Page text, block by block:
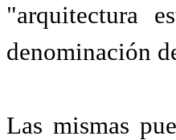
"arquitectura
denominación
Las mismas